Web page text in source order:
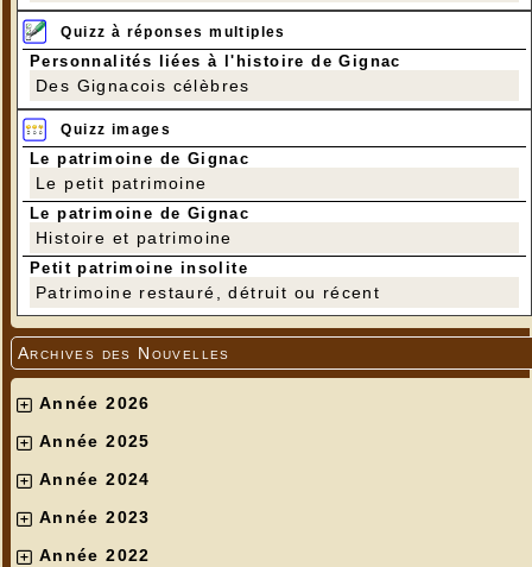
Quizz à réponses multiples
Personnalités liées à l'histoire de Gignac
Des Gignacois célèbres
Quizz images
Le patrimoine de Gignac
Le petit patrimoine
Le patrimoine de Gignac
Histoire et patrimoine
Petit patrimoine insolite
Patrimoine restauré, détruit ou récent
Archives des Nouvelles
Année 2026
Année 2025
Année 2024
Année 2023
Année 2022